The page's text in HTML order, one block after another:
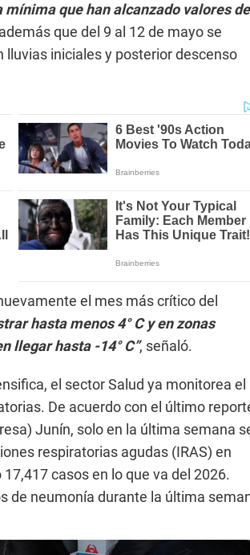
que han alcanzado valores de
que del 9 al 12 de mayo se
lluvias iniciales y posterior descenso
el mes más crítico del
hasta menos 4° C y en zonas
llegar hasta -14° C”, señaló.
el sector Salud ya monitorea el
De acuerdo con el último
Junín, solo en la última semana
respiratorias agudas (IRAS) en
casos en lo que va del 2026.
de neumonía durante la última